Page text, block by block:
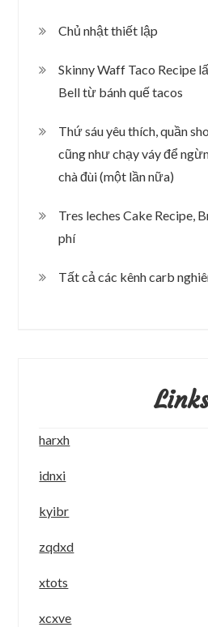
Chủ nhật thiết lập
Skinny Waff Taco Recipe
Bell từ bánh quế tacos
Thứ sáu yêu thích, quần
cũng như chạy váy để
chà đùi (một lần nữa)
Tres leches Cake Recipe,
phí
Tất cả các kênh carb
harxh
idnxi
kyibr
zqdxd
xtots
xcxve